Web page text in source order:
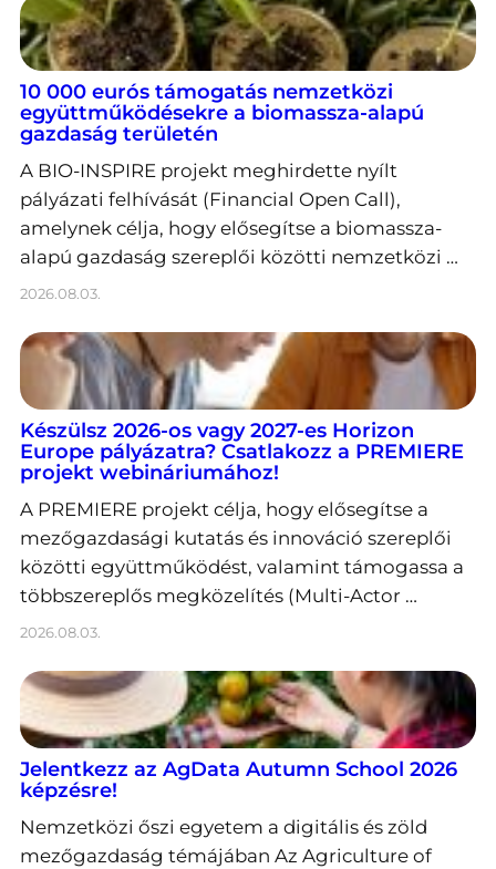
10 000 eurós támogatás nemzetközi
együttműködésekre a biomassza-alapú
gazdaság területén
A BIO-INSPIRE projekt meghirdette nyílt
pályázati felhívását (Financial Open Call),
amelynek célja, hogy elősegítse a biomassza-
alapú gazdaság szereplői közötti nemzetközi …
2026.08.03.
Készülsz 2026-os vagy 2027-es Horizon
Europe pályázatra? Csatlakozz a PREMIERE
projekt webináriumához!
A PREMIERE projekt célja, hogy elősegítse a
mezőgazdasági kutatás és innováció szereplői
közötti együttműködést, valamint támogassa a
többszereplős megközelítés (Multi-Actor …
2026.08.03.
Jelentkezz az AgData Autumn School 2026
képzésre!
Nemzetközi őszi egyetem a digitális és zöld
mezőgazdaság témájában Az Agriculture of